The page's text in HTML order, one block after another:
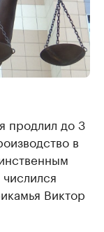
продлил до 3
в
Виктор